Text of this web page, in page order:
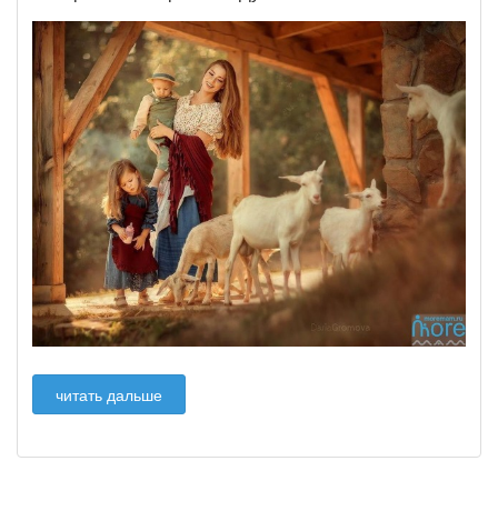
читать дальше